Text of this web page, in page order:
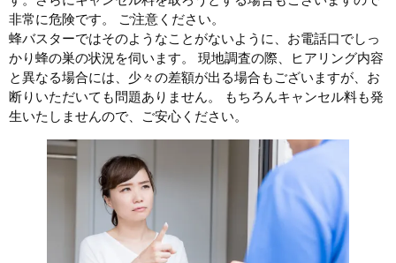
非常に危険です。 ご注意ください。
蜂バスターではそのようなことがないように、お電話口でしっ
かり蜂の巣の状況を伺います。 現地調査の際、ヒアリング内容
と異なる場合には、少々の差額が出る場合もございますが、お
断りいただいても問題ありません。 もちろんキャンセル料も発
生いたしませんので、ご安心ください。